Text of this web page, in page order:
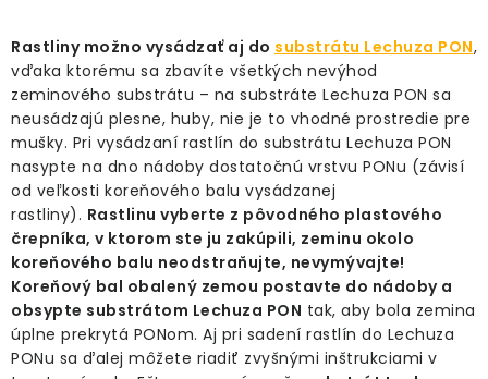
Rastliny možno vysádzať aj do substrátu Lechuza PON,
vďaka ktorému sa zbavíte všetkých nevýhod
zeminového substrátu – na substráte Lechuza PON sa
neusádzajú plesne, huby, nie je to vhodné prostredie pre
mušky. Pri vysádzaní rastlín do substrátu Lechuza PON
nasypte na dno nádoby dostatočnú vrstvu PONu (závisí
od veľkosti koreňového balu vysádzanej
rastliny). Rastlinu vyberte z pôvodného plastového
črepníka, v ktorom ste ju zakúpili, zeminu okolo
koreňového balu neodstraňujte, nevymývajte!
Koreňový bal obalený zemou postavte do nádoby a
obsypte substrátom Lechuza PON tak, aby bola zemina
úplne prekrytá PONom. Aj pri sadení rastlín do Lechuza
PONu sa ďalej môžete riadiť zvyšnými inštrukciami v